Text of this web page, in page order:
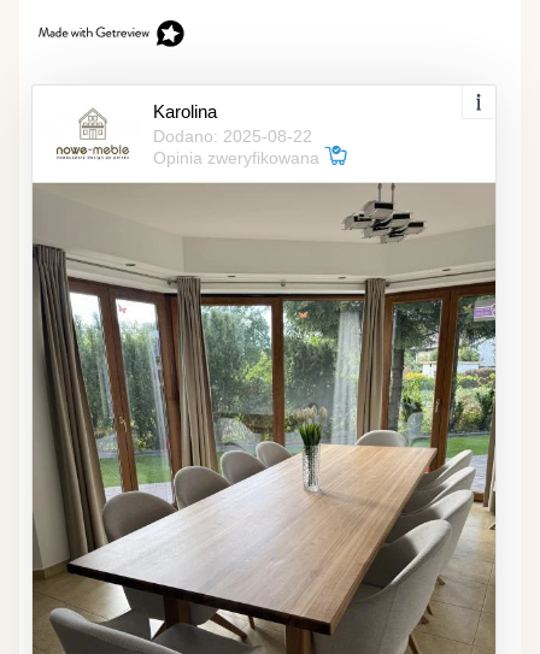
Karolina
Dodano: 2025-08-22
Opinia zweryfikowana